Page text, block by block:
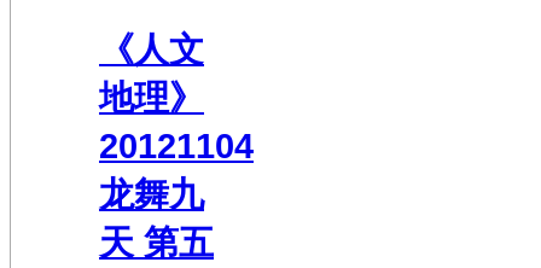
《人文
地理》
20121104
龙舞九
天 第五